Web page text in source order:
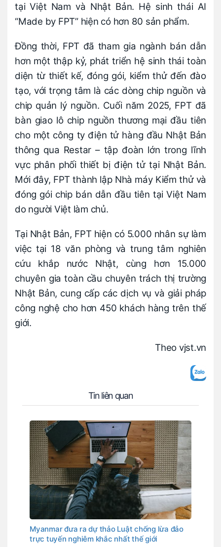
tại Việt Nam và Nhật Bản. Hệ sinh thái AI
“Made by FPT” hiện có hơn 80 sản phẩm.
Đồng thời, FPT đã tham gia ngành bán dẫn
hơn một thập kỷ, phát triển hệ sinh thái toàn
diện từ thiết kế, đóng gói, kiểm thử đến đào
tạo, với trọng tâm là các dòng chip nguồn và
chip quản lý nguồn. Cuối năm 2025, FPT đã
bàn giao lô chip nguồn thương mại đầu tiên
cho một công ty điện tử hàng đầu Nhật Bản
thông qua Restar – tập đoàn lớn trong lĩnh
vực phân phối thiết bị điện tử tại Nhật Bản.
Mới đây, FPT thành lập Nhà máy Kiểm thử và
đóng gói chip bán dẫn đầu tiên tại Việt Nam
do người Việt làm chủ.
Tại Nhật Bản, FPT hiện có 5.000 nhân sự làm
việc tại 18 văn phòng và trung tâm nghiên
cứu khắp nước Nhật, cùng hơn 15.000
chuyên gia toàn cầu chuyên trách thị trường
Nhật Bản, cung cấp các dịch vụ và giải pháp
công nghệ cho hơn 450 khách hàng trên thế
giới.
Theo vjst.vn
Tin liên quan
Myanmar đưa ra dự thảo Luật chống lừa đảo
trực tuyến nghiêm khắc nhất thế giới